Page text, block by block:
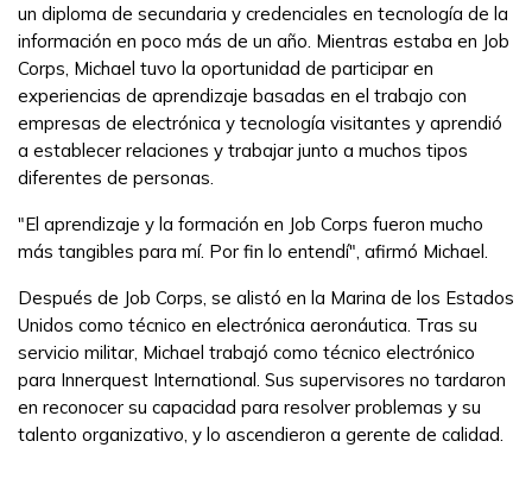
un diploma de secundaria y credenciales en tecnología de la
información en poco más de un año. Mientras estaba en Job
Corps, Michael tuvo la oportunidad de participar en
experiencias de aprendizaje basadas en el trabajo con
empresas de electrónica y tecnología visitantes y aprendió
a establecer relaciones y trabajar junto a muchos tipos
diferentes de personas.
"El aprendizaje y la formación en Job Corps fueron mucho
más tangibles para mí. Por fin lo entendí", afirmó Michael.
Después de Job Corps, se alistó en la Marina de los Estados
Unidos como técnico en electrónica aeronáutica. Tras su
servicio militar, Michael trabajó como técnico electrónico
para Innerquest International. Sus supervisores no tardaron
en reconocer su capacidad para resolver problemas y su
talento organizativo, y lo ascendieron a gerente de calidad.